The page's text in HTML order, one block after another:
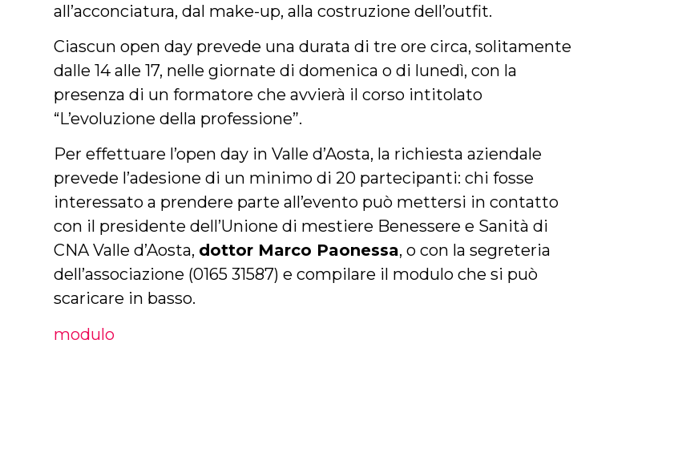
all’acconciatura, dal make-up, alla costruzione dell’outfit.
Ciascun open day prevede una durata di tre ore circa, solitamente
dalle 14 alle 17, nelle giornate di domenica o di lunedì, con la
presenza di un formatore che avvierà il corso intitolato
“L’evoluzione della professione”.
Per effettuare l’open day in Valle d’Aosta, la richiesta aziendale
prevede l’adesione di un minimo di 20 partecipanti: chi fosse
interessato a prendere parte all’evento può mettersi in contatto
con il presidente dell’Unione di mestiere Benessere e Sanità di
CNA Valle d’Aosta, dottor Marco Paonessa, o con la segreteria
dell’associazione (0165 31587) e compilare il modulo che si può
scaricare in basso.
modulo